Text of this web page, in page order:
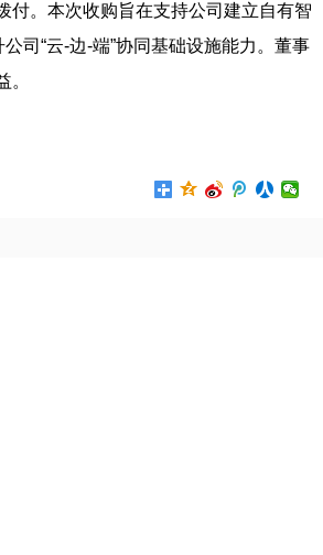
付。本次收购旨在支持公司建立自有智
司“云-边-端”协同基础设施能力。董事
。